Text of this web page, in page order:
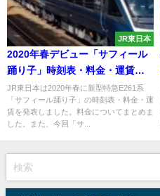
JR東日本
2020年春デビュー「サフィール
踊り子」時刻表・料金・運賃・
予約方法まとめ プレミアムグ
リーン車で片道1万越え
JR東日本は2020年春に新型特急E261系
「サフィール踊り子」の時刻表・料金・運
賃を発表しました。料金についてまとめま
した。また、今回「サ...